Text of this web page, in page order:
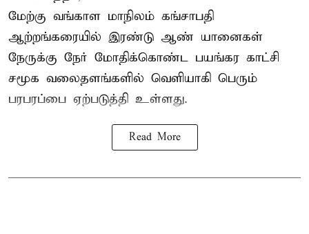
மேற்கு வங்காள மாநிலம் கங்சாபதி
ஆற்றங்கரையில் இரண்டு ஆண் யானைகள்
நேருக்கு நேர் மோதிக்கொண்ட பயங்கர காட்சி
சமூக வலைதளங்களில் வெளியாகி பெரும்
பரபரப்பை ஏற்படுத்தி உள்ளது.
Read More